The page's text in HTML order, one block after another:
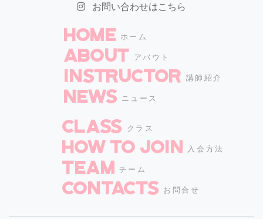
お問い合わせはこちら
HOME ホーム
ABOUT アバウト
INSTRUCTOR 講師紹介
NEWS ニュース
CLASS クラス
How to join 入会方法
TEAM チーム
CONTACTS お問合せ